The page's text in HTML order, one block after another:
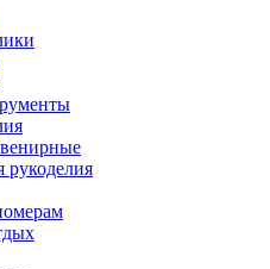
рукоделия